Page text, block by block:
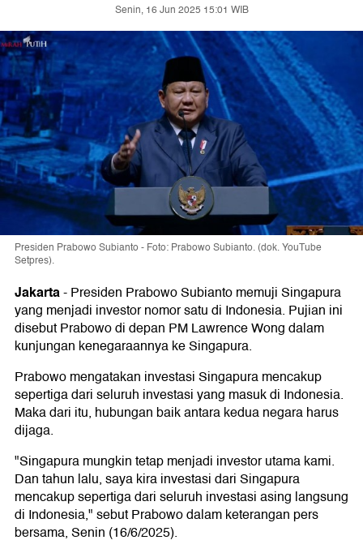
Senin, 16 Jun 2025 15:01 WIB
Presiden Prabowo Subianto - Foto: Prabowo Subianto. (dok. YouTube
Setpres).
Jakarta-Presiden Prabowo Subianto memuji Singapura
yang menjadi investor nomor satu di Indonesia. Pujian ini
disebut Prabowo di depan PM Lawrence Wong dalam
kunjungan kenegaraannya ke Singapura.
Prabowo mengatakan investasi Singapura mencakup
sepertiga dari seluruh investasi yang masuk di Indonesia.
Maka dari itu, hubungan baik antara kedua negara harus
dijaga.
"Singapura mungkin tetap menjadi investor utama kami.
Dan tahun lalu, saya kira investasi dari Singapura
mencakup sepertiga dari seluruh investasi asing langsung
di Indonesia," sebut Prabowo dalam keterangan pers
bersama, Senin (16/6/2025).